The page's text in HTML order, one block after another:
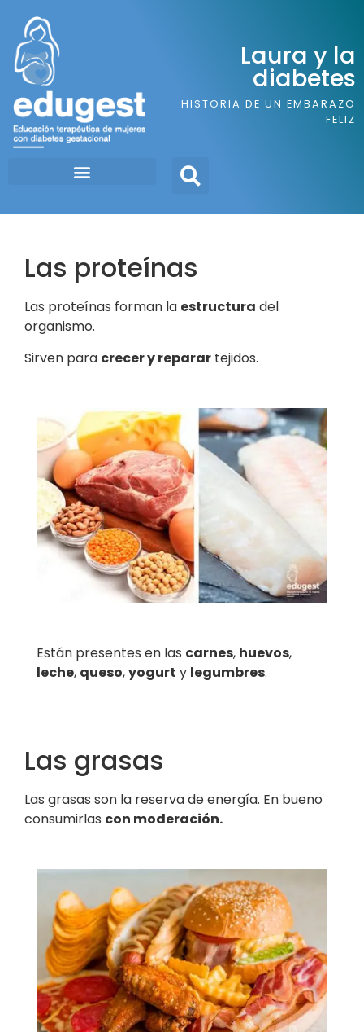
Laura y la
diabetes
HISTORIA DE UN EMBARAZO
FELIZ
Las proteínas
Las proteínas forman la estructura del
organismo.
Sirven para crecer y reparar tejidos.
Están presentes en las carnes, huevos,
leche, queso,yogurt y legumbres.
Las grasas
Las grasas son la reserva de energía. En bueno
consumirlas con moderación.